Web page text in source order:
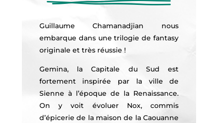
Guillaume Chamanadjian nous
embarque dans une trilogie de fantasy
originale et très réussie !
Gemina, la Capitale du Sud est
fortement inspirée par la ville de
Sienne à l’époque de la Renaissance.
On y voit évoluer Nox, commis
d’épicerie de la maison de la Caouanne